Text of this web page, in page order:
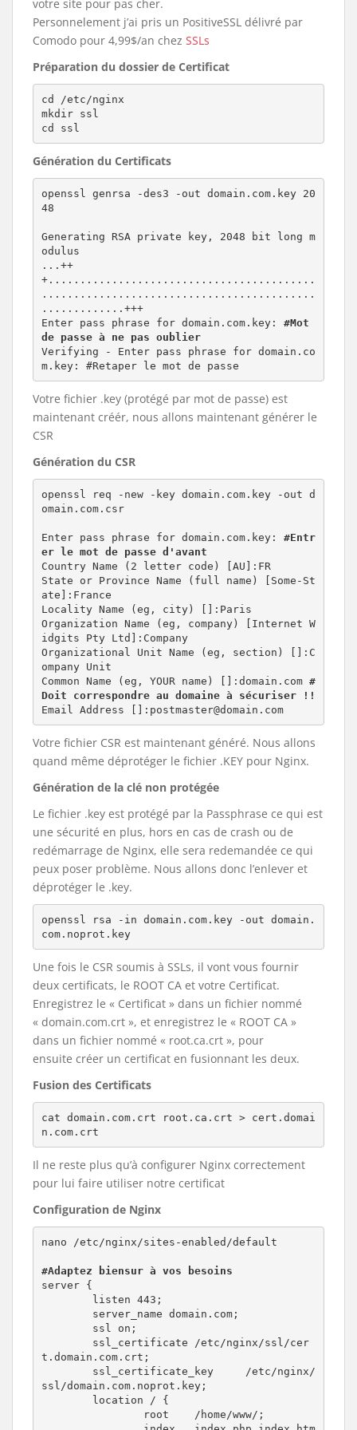
votre site pour pas cher.
Personnelement j’ai pris un PositiveSSL délivré par
Comodo pour 4,99$/an chez SSLs
Préparation du dossier de Certificat
cd /etc/nginx
mkdir ssl
cd ssl
Génération du Certificats
openssl genrsa -des3 -out domain.com.key 20
48
Generating RSA private key, 2048 bit long m
odulus
...++
+..........................................
...........................................
.............+++
Enter pass phrase for domain.com.key: #Mot
de passe à ne pas oublier
Verifying - Enter pass phrase for domain.co
m.key: #Retaper le mot de passe
Votre fichier .key (protégé par mot de passe) est
maintenant créér, nous allons maintenant générer le
CSR
Génération du CSR
openssl req -new -key domain.com.key -out d
omain.com.csr
Enter pass phrase for domain.com.key: #Entr
er le mot de passe d'avant
Country Name (2 letter code) [AU]:FR
State or Province Name (full name) [Some-St
ate]:France
Locality Name (eg, city) []:Paris
Organization Name (eg, company) [Internet W
idgits Pty Ltd]:Company
Organizational Unit Name (eg, section) []:C
ompany Unit
Common Name (eg, YOUR name) []:domain.com #
Doit correspondre au domaine à sécuriser !!
Email Address []: postmaster@domain.com
Votre fichier CSR est maintenant généré. Nous allons
quand même déprotéger le fichier .KEY pour Nginx.
Génération de la clé non protégée
Le fichier .key est protégé par la Passphrase ce qui est
une sécurité en plus, hors en cas de crash ou de
redémarrage de Nginx, elle sera redemandée ce qui
peux poser problème. Nous allons donc l’enlever et
déprotéger le .key.
openssl rsa -in domain.com.key -out domain.
com.noprot.key
Une fois le CSR soumis à SSLs, il vont vous fournir
deux certificats, le ROOT CA et votre Certificat.
Enregistrez le « Certificat » dans un fichier nommé
« domain.com.crt », et enregistrez le « ROOT CA »
dans un fichier nommé « root.ca.crt », pour
ensuite créer un certificat en fusionnant les deux.
Fusion des Certificats
cat domain.com.crt root.ca.crt > cert.domai
n.com.crt
Il ne reste plus qu’à configurer Nginx correctement
pour lui faire utiliser notre certificat
Configuration de Nginx
nano /etc/nginx/sites-enabled/default
#Adaptez biensur à vos besoins
server {
t.domain.com.crt;
ssl/domain.com.noprot.key;